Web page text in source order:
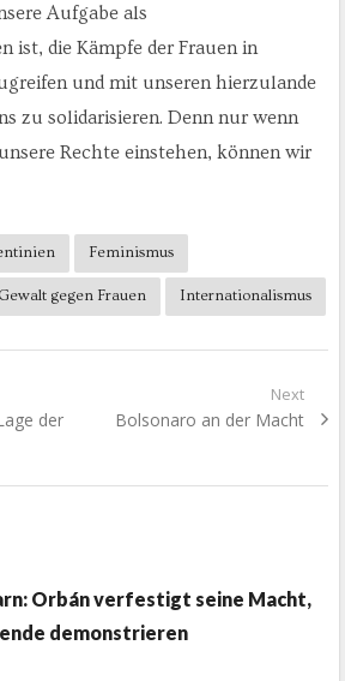
Aufgabe als
ist, die Kämpfe der Frauen in
und mit unseren hierzulande
zu solidarisieren. Denn nur wenn
Rechte einstehen, können wir
Feminismus
Gewalt gegen Frauen Internationalismus
der
Next
Next
Bolsonaro an der Macht
Orbán verfestigt seine Macht,
demonstrieren